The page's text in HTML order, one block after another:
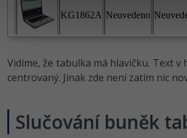
Vidíme, že tabulka má hlavičku. Text v
centrovaný. Jinak zde není zatím nic
Slučování buněk